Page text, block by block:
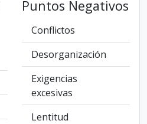
Puntos Negativos
Conflictos
Desorganización
Exigencias
excesivas
Lentitud